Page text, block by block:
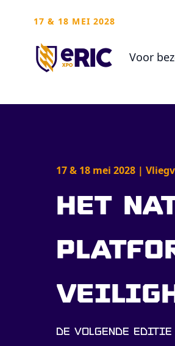
17 & 18 MEI 2028
Voor
Het
De volgende editie